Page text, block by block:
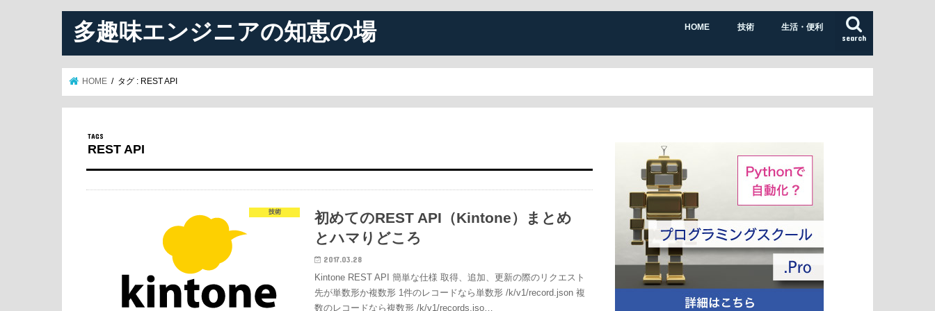
多趣味エンジニアの知恵の場 search
HOME 技術 生活・便利
HOME タグ : REST API
REST API
技術
初めてのREST API（Kintone）まとめ
とハマりどころ
2017.03.28
Kintone REST API 簡単な仕様 取得、追加、更新の際のリクエスト
先が単数形か複数形 1件のレコードなら単数形 /k/v1/record.json 複
数のレコードなら複数形 /k/v1/records.jso…